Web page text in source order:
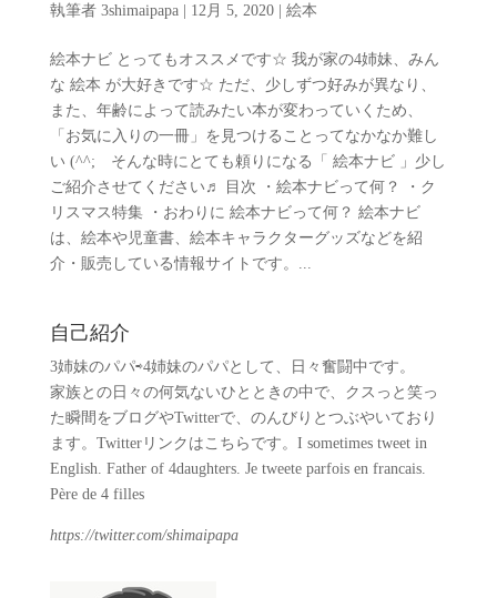
執筆者 3shimaipapa| 12月 5, 2020| 絵本
絵本ナビ とってもオススメです☆ 我が家の4姉妹、みん
な 絵本 が大好きです☆ ただ、少しずつ好みが異なり、
また、年齢によって読みたい本が変わっていくため、
「お気に入りの一冊」を見つけることってなかなか難し
い (^^; そんな時にとても頼りになる「 絵本ナビ 」少し
ご紹介させてください♬ 目次 ・絵本ナビって何？ ・ク
リスマス特集 ・おわりに 絵本ナビって何？ 絵本ナビ
は、絵本や児童書、絵本キャラクターグッズなどを紹
介・販売している情報サイトです。...
自己紹介
3姉妹のパパ⇨4姉妹のパパとして、日々奮闘中です。
家族との日々の何気ないひとときの中で、クスっと笑っ
た瞬間をブログやTwitterで、のんびりとつぶやいており
ます。Twitterリンクはこちらです。I sometimes tweet in
English. Father of 4daughters. Je tweete parfois en francais.
Père de 4 filles
https://twitter.com/shimaipapa